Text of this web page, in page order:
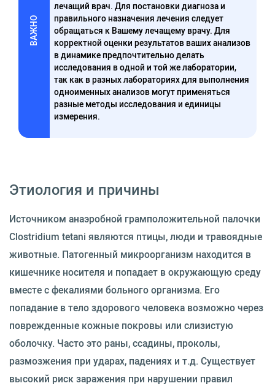
ВАЖНО
лечащий врач. Для постановки диагноза и
правильного назначения лечения следует
обращаться к Вашему лечащему врачу. Для
корректной оценки результатов ваших анализов
в динамике предпочтительно делать
исследования в одной и той же лаборатории,
так как в разных лабораториях для выполнения
одноименных анализов могут применяться
разные методы исследования и единицы
измерения.
Этиология и причины
Источником анаэробной грамположительной палочки
Clostridium tetani являются птицы, люди и травоядные
животные. Патогенный микроорганизм находится в
кишечнике носителя и попадает в окружающую среду
вместе с фекалиями больного организма. Его
попадание в тело здорового человека возможно через
поврежденные кожные покровы или слизистую
оболочку. Часто это раны, ссадины, проколы,
размозжения при ударах, падениях и т.д. Существует
высокий риск заражения при нарушении правил